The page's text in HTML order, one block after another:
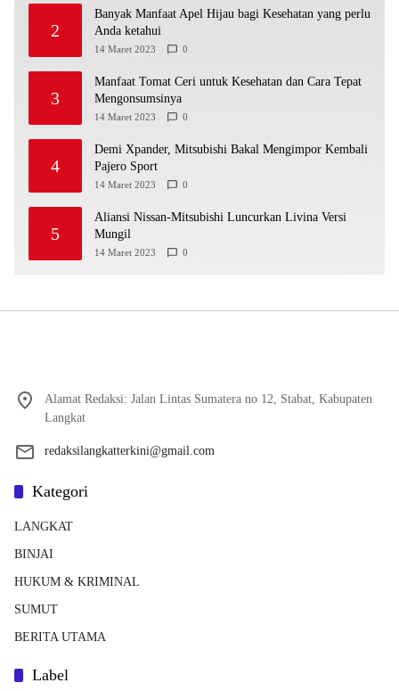
2
Banyak Manfaat Apel Hijau bagi Kesehatan yang perlu
Anda ketahui
14 Maret 2023 0
3
Manfaat Tomat Ceri untuk Kesehatan dan Cara Tepat
Mengonsumsinya
14 Maret 2023 0
4
Demi Xpander, Mitsubishi Bakal Mengimpor Kembali
Pajero Sport
14 Maret 2023 0
5
Aliansi Nissan-Mitsubishi Luncurkan Livina Versi
Mungil
14 Maret 2023 0
Alamat Redaksi: Jalan Lintas Sumatera no 12, Stabat, Kabupaten
Langkat
redaksilangkatterkini@gmail.com
Kategori
LANGKAT
BINJAI
HUKUM & KRIMINAL
SUMUT
BERITA UTAMA
Label